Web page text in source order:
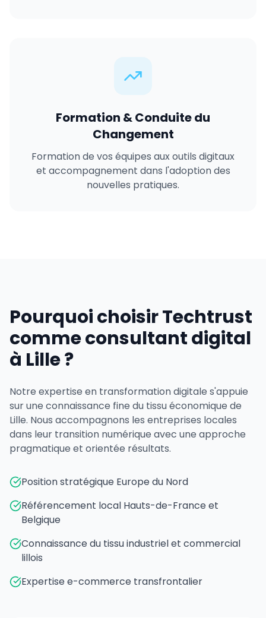
Formation & Conduite du
Changement
Formation de vos équipes aux outils digitaux
et accompagnement dans l'adoption des
nouvelles pratiques.
Pourquoi choisir Techtrust
comme consultant digital
à Lille ?
Notre expertise en transformation digitale s'appuie
sur une connaissance fine du tissu économique de
Lille. Nous accompagnons les entreprises locales
dans leur transition numérique avec une approche
pragmatique et orientée résultats.
Position stratégique Europe du Nord
Référencement local Hauts-de-France et
Belgique
Connaissance du tissu industriel et commercial
lillois
Expertise e-commerce transfrontalier